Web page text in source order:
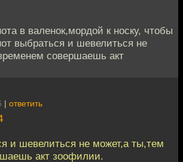
в валенок,мордой к носку, чтобы
выбраться и шевелиться не
совершаешь акт
| ответить
и шевелиться не может,а ты,тем
акт зоофилии.